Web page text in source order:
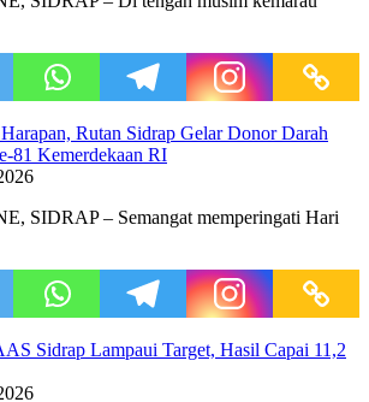
Rutan Sidrap Gelar Donor Darah
81 Kemerdekaan RI
SIDRAP – Semangat memperingati Hari
Sidrap Lampaui Target, Hasil Capai 11,2